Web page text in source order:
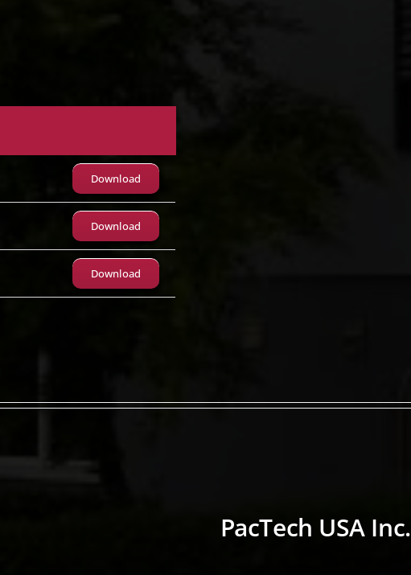
Download
Download
Download
PacTech USA Inc.